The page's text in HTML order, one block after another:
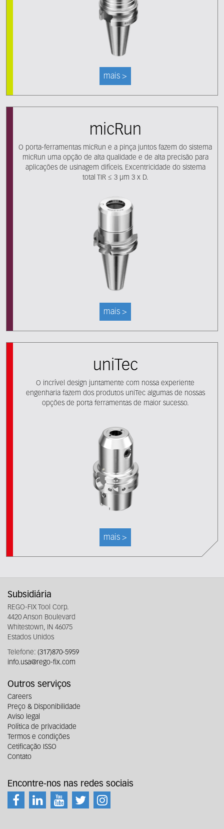
mais >
micRun
O porta-ferramentas micRun e a pinça juntos fazem do sistema
micRun uma opção de alta qualidade e de alta precisão para
aplicações de usinagem difíceis. Excentricidade do sistema
total TIR ≤ 3 μm 3 x D.
mais >
uniTec
O incrível design juntamente com nossa experiente
engenharia fazem dos produtos uniTec algumas de nossas
opções de porta ferramentas de maior sucesso.
mais >
Subsidiária
REGO-FIX Tool Corp.
4420 Anson Boulevard
Whitestown, IN 46075
Estados Unidos
Telefone: (317)870-5959
info.usa@rego-fix.com
Outros serviços
Careers
Preço & Disponibilidade
Aviso legal
Política de privacidade
Termos e condições
Cetificação ISSO
Contato
Encontre-nos nas redes sociais